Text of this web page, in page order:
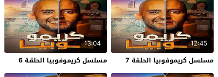
12:45
مسلسل كريموفوبيا الحلقة 7
13:04
مسلسل كريموفوبيا الحلقة 6